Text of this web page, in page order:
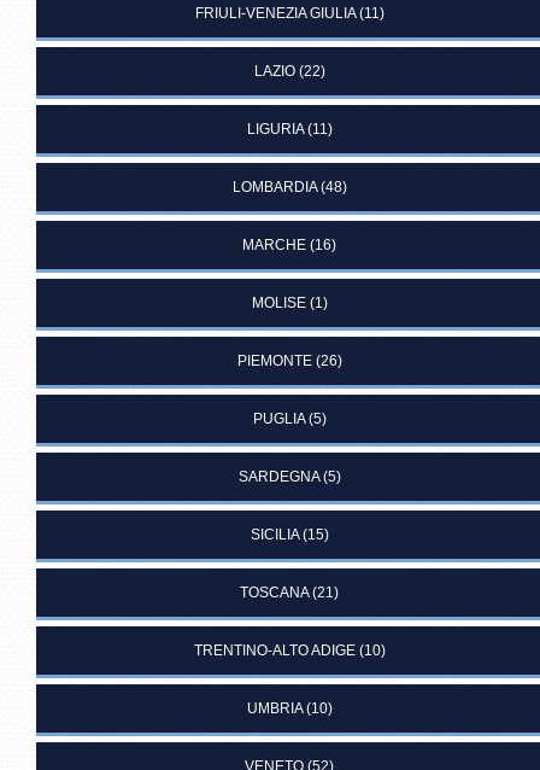
FRIULI-VENEZIA GIULIA(11)
LAZIO(22)
LIGURIA(11)
LOMBARDIA(48)
MARCHE (16)
MOLISE(1)
PIEMONTE(26)
PUGLIA(5)
SARDEGNA(5)
SICILIA(15)
TOSCANA(21)
TRENTINO-ALTO ADIGE(10)
UMBRIA(10)